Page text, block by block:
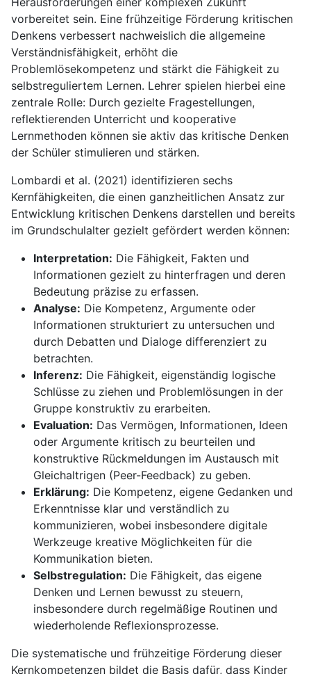
vorbereitet sein. Eine frühzeitige Förderung kritischen
Denkens verbessert nachweislich die allgemeine
Verständnisfähigkeit, erhöht die
Problemlösekompetenz und stärkt die Fähigkeit zu
selbstreguliertem Lernen. Lehrer spielen hierbei eine
zentrale Rolle: Durch gezielte Fragestellungen,
reflektierenden Unterricht und kooperative
Lernmethoden können sie aktiv das kritische Denken
der Schüler stimulieren und stärken.
Lombardi et al. (2021) identifizieren sechs
Kernfähigkeiten, die einen ganzheitlichen Ansatz zur
Entwicklung kritischen Denkens darstellen und bereits
im Grundschulalter gezielt gefördert werden können:
Interpretation: Die Fähigkeit, Fakten und
Informationen gezielt zu hinterfragen und deren
Bedeutung präzise zu erfassen.
Analyse: Die Kompetenz, Argumente oder
Informationen strukturiert zu untersuchen und
durch Debatten und Dialoge differenziert zu
betrachten.
Inferenz: Die Fähigkeit, eigenständig logische
Schlüsse zu ziehen und Problemlösungen in der
Gruppe konstruktiv zu erarbeiten.
Evaluation: Das Vermögen, Informationen, Ideen
oder Argumente kritisch zu beurteilen und
konstruktive Rückmeldungen im Austausch mit
Gleichaltrigen (Peer-Feedback) zu geben.
Erklärung: Die Kompetenz, eigene Gedanken und
Erkenntnisse klar und verständlich zu
kommunizieren, wobei insbesondere digitale
Werkzeuge kreative Möglichkeiten für die
Kommunikation bieten.
Selbstregulation: Die Fähigkeit, das eigene
Denken und Lernen bewusst zu steuern,
insbesondere durch regelmäßige Routinen und
wiederholende Reflexionsprozesse.
Die systematische und frühzeitige Förderung dieser
Kernkompetenzen bildet die Basis dafür, dass Kinder